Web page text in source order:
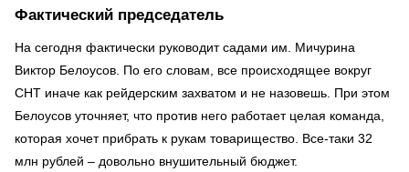
Фактический председатель
На сегодня фактически руководит садами им. Мичурина
Виктор Белоусов. По его словам, все происходящее вокруг
СНТ иначе как рейдерским захватом и не назовешь. При этом
Белоусов уточняет, что против него работает целая команда,
которая хочет прибрать к рукам товарищество. Все-таки 32
млн рублей – довольно внушительный бюджет.